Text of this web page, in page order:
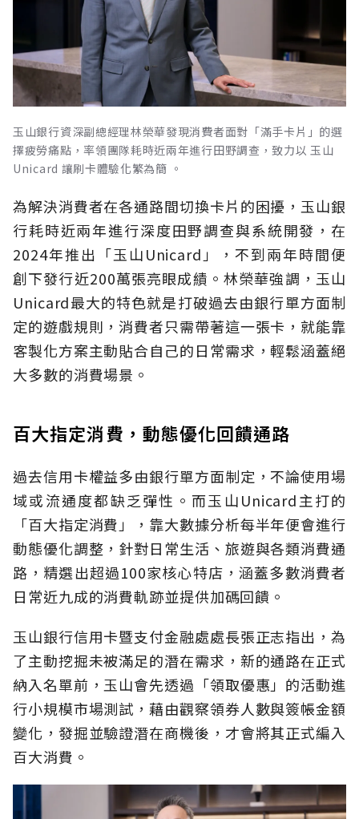
玉山銀行資深副總經理林榮華發現消費者面對「滿手卡片」的選
擇疲勞痛點，率領團隊耗時近兩年進行田野調查，致力以 玉山
Unicard 讓刷卡體驗化繁為簡 。
為解決消費者在各通路間切換卡片的困擾，玉山銀
行耗時近兩年進行深度田野調查與系統開發，在
2024年推出「玉山Unicard」，不到兩年時間便
創下發行近200萬張亮眼成績。林榮華強調，玉山
Unicard最大的特色就是打破過去由銀行單方面制
定的遊戲規則，消費者只需帶著這一張卡，就能靠
客製化方案主動貼合自己的日常需求，輕鬆涵蓋絕
大多數的消費場景。
百大指定消費，動態優化回饋通路
過去信用卡權益多由銀行單方面制定，不論使用場
域或流通度都缺乏彈性。而玉山Unicard主打的
「百大指定消費」，靠大數據分析每半年便會進行
動態優化調整，針對日常生活、旅遊與各類消費通
路，精選出超過100家核心特店，涵蓋多數消費者
日常近九成的消費軌跡並提供加碼回饋。
玉山銀行信用卡暨支付金融處處長張正志指出，為
了主動挖掘未被滿足的潛在需求，新的通路在正式
納入名單前，玉山會先透過「領取優惠」的活動進
行小規模市場測試，藉由觀察領券人數與簽帳金額
變化，發掘並驗證潛在商機後，才會將其正式編入
百大消費。